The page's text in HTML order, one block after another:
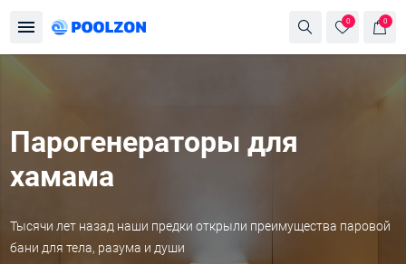
0 0
Парогенераторы для
хамама
Тысячи лет назад наши предки открыли преимущества паровой
бани для тела, разума и души